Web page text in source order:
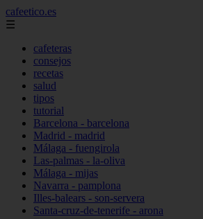
cafeetico.es
☰
cafeteras
consejos
recetas
salud
tipos
tutorial
Barcelona - barcelona
Madrid - madrid
Málaga - fuengirola
Las-palmas - la-oliva
Málaga - mijas
Navarra - pamplona
Illes-balears - son-servera
Santa-cruz-de-tenerife - arona